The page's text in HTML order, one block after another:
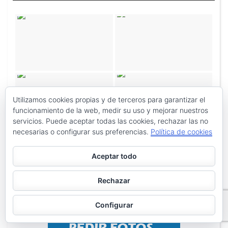
Utilizamos cookies propias y de terceros para garantizar el
funcionamiento de la web, medir su uso y mejorar nuestros
servicios. Puede aceptar todas las cookies, rechazar las no
necesarias o configurar sus preferencias. Política de cookies
Aceptar todo
Rechazar
Configurar